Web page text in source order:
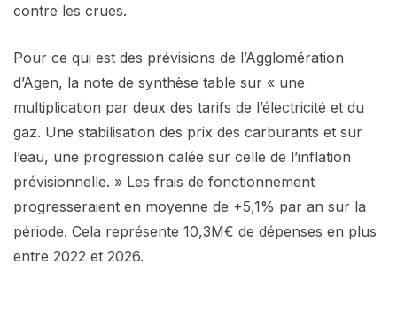
contre les crues.
Pour ce qui est des prévisions de l’Agglomération
d’Agen, la note de synthèse table sur « une
multiplication par deux des tarifs de l’électricité et du
gaz. Une stabilisation des prix des carburants et sur
l’eau, une progression calée sur celle de l’inflation
prévisionnelle. » Les frais de fonctionnement
progresseraient en moyenne de +5,1% par an sur la
période. Cela représente 10,3M€ de dépenses en plus
entre 2022 et 2026.